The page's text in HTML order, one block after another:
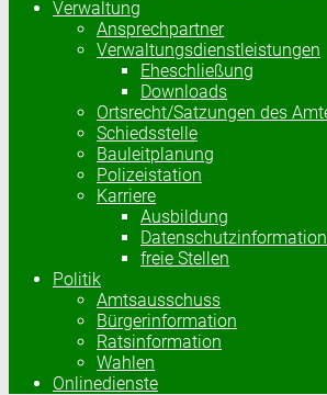
Verwaltung
Ansprechpartner
Verwaltungsdienstleistungen
Eheschließung
Downloads
Ortsrecht/Satzungen des
Schiedsstelle
Bauleitplanung
Polizeistation
Karriere
Ausbildung
freie Stellen
Politik
Amtsausschuss
Bürgerinformation
Ratsinformation
Wahlen
Onlinedienste